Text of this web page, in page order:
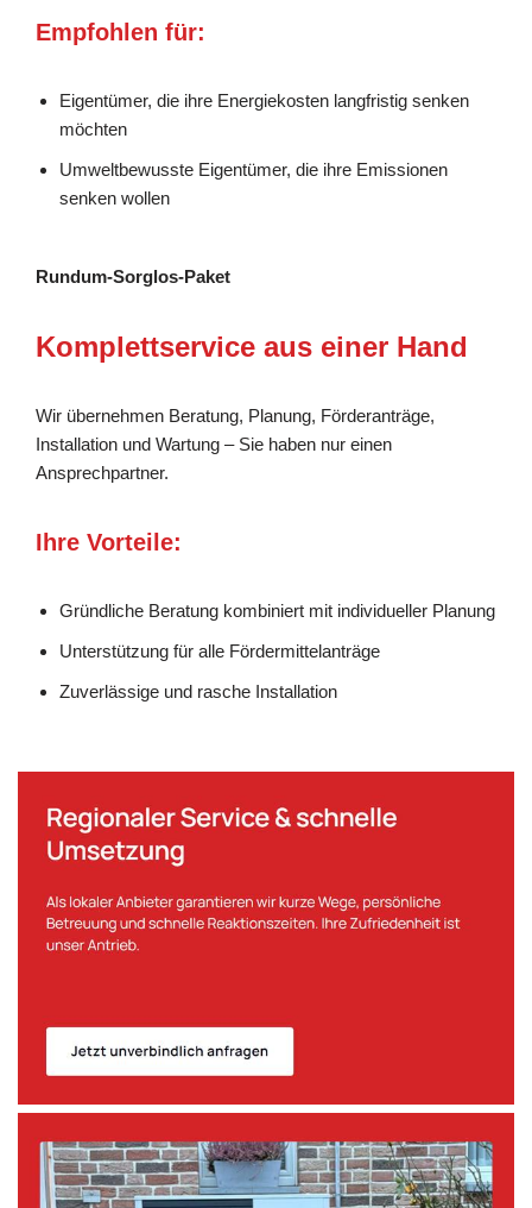
Empfohlen für:
Eigentümer, die ihre Energiekosten langfristig senken
möchten
Umweltbewusste Eigentümer, die ihre Emissionen
senken wollen
Rundum-Sorglos-Paket
Komplettservice aus einer Hand
Wir übernehmen Beratung, Planung, Förderanträge,
Installation und Wartung – Sie haben nur einen
Ansprechpartner.
Ihre Vorteile:
Gründliche Beratung kombiniert mit individueller Planung
Unterstützung für alle Fördermittelanträge
Zuverlässige und rasche Installation